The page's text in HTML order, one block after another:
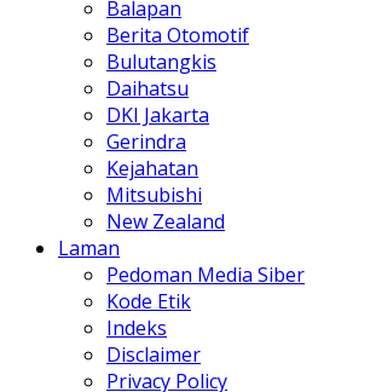
Balapan
Berita Otomotif
Bulutangkis
Daihatsu
DKI Jakarta
Gerindra
Kejahatan
Mitsubishi
New Zealand
Laman
Pedoman Media Siber
Kode Etik
Indeks
Disclaimer
Privacy Policy